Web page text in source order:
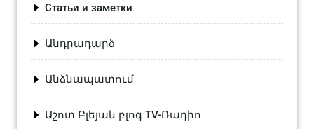
Статьи и заметки
Անդրադարձ
Անձնապատում
Աշոտ Բլեյան բլոգ TV-Ռադիո